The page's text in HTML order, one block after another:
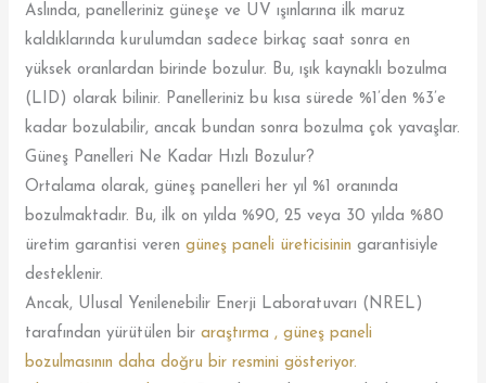
Aslında, panelleriniz güneşe ve UV ışınlarına ilk maruz
kaldıklarında kurulumdan sadece birkaç saat sonra en
yüksek oranlardan birinde bozulur. Bu, ışık kaynaklı bozulma
(LID) olarak bilinir. Panelleriniz bu kısa sürede %1’den %3’e
kadar bozulabilir, ancak bundan sonra bozulma çok yavaşlar.
Güneş Panelleri Ne Kadar Hızlı Bozulur?
Ortalama olarak, güneş panelleri her yıl %1 oranında
bozulmaktadır. Bu, ilk on yılda %90, 25 veya 30 yılda %80
üretim garantisi verengüneş paneli üreticisinin garantisiyle
desteklenir.
Ancak, Ulusal Yenilenebilir Enerji Laboratuvarı (NREL)
tarafından yürütülen biraraştırma , güneş paneli
bozulmasının daha doğru bir resmini gösteriyor.